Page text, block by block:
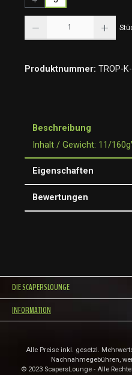
(Diese Option ist zurzeit
Produktnummer: TROP-
Beschreibung
Inhalt / Gewicht: 11/
Eigenschaften
Bewertungen
DIE SCAPERSLOUNGE
INFORMATION
Alle Preise inkl. gesetzl.
Nachnahmegebühren,
© 2023 ScapersLounge - Alle